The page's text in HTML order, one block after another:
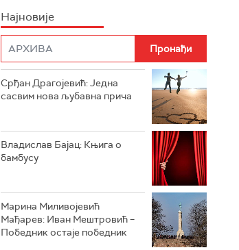
РАДИО РОКЕНРОЛЕР
РАДИО ЏУБОКС
РАДИО ВРТЕШКА
РАДИО ЏЕЗЕР
Најновије
Срђан Драгојевић: Једна
сасвим нова љубавна прича
Владислав Бајац: Књига о
бамбусу
Марина Миливојевић
Мађарев: Иван Мештровић –
Победник остаје победник